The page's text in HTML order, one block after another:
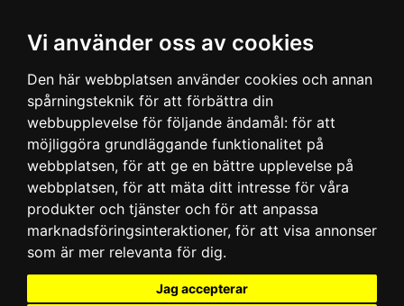
Vi använder oss av cookies
Den här webbplatsen använder cookies och annan
spårningsteknik för att förbättra din
webbupplevelse för följande ändamål: för att
möjliggöra grundläggande funktionalitet på
webbplatsen, för att ge en bättre upplevelse på
webbplatsen, för att mäta ditt intresse för våra
produkter och tjänster och för att anpassa
marknadsföringsinteraktioner, för att visa annonser
som är mer relevanta för dig.
Jag accepterar